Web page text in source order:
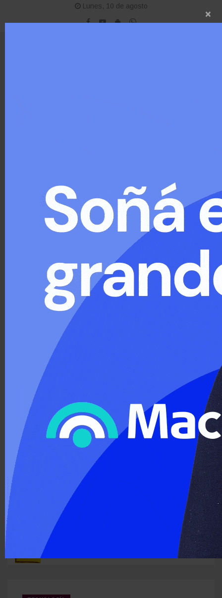
Lunes, 10 de agosto
ÚLTIMO MOMENTO :
Detectan cocaína oculta en carne que iba a ser entregada a
›
×